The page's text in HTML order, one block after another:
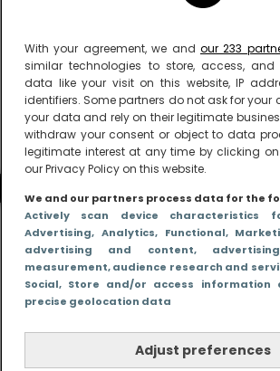
With your agreement, we and our 233
similar technologies to store, access, and
data like your visit on this website, IP
identifiers. Some partners do not ask for your
your data and rely on their legitimate
withdraw your consent or object to data
legitimate interest at any time by clicking on
our Privacy Policy on this website.
We and our partners process data for the
Actively scan device characteristics
Advertising, Analytics, Functional,
advertising and content,
measurement, audience research and
Social, Store and/or access information
precise geolocation data
Adjust preferences